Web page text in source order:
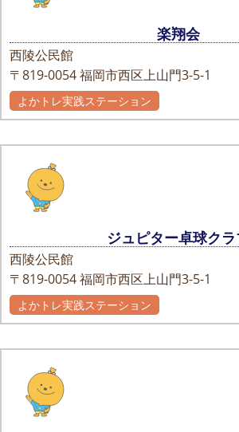
楽翔会
西陵公民館
〒819-0054福岡市西区上山門3-5-1
よかトレ実践ステーション
ジュピター卓球ク
西陵公民館
〒819-0054福岡市西区上山門3-5-1
よかトレ実践ステーション